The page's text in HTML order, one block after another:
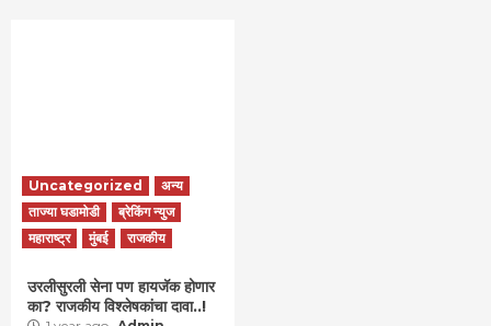
Uncategorized
अन्य
ताज्या घडामोडी
ब्रेकिंग न्युज
महाराष्ट्र
मुंबई राजकीय
उरलीसुरली सेना पण हायजॅक होणार
का? राजकीय विश्लेषकांचा दावा..!